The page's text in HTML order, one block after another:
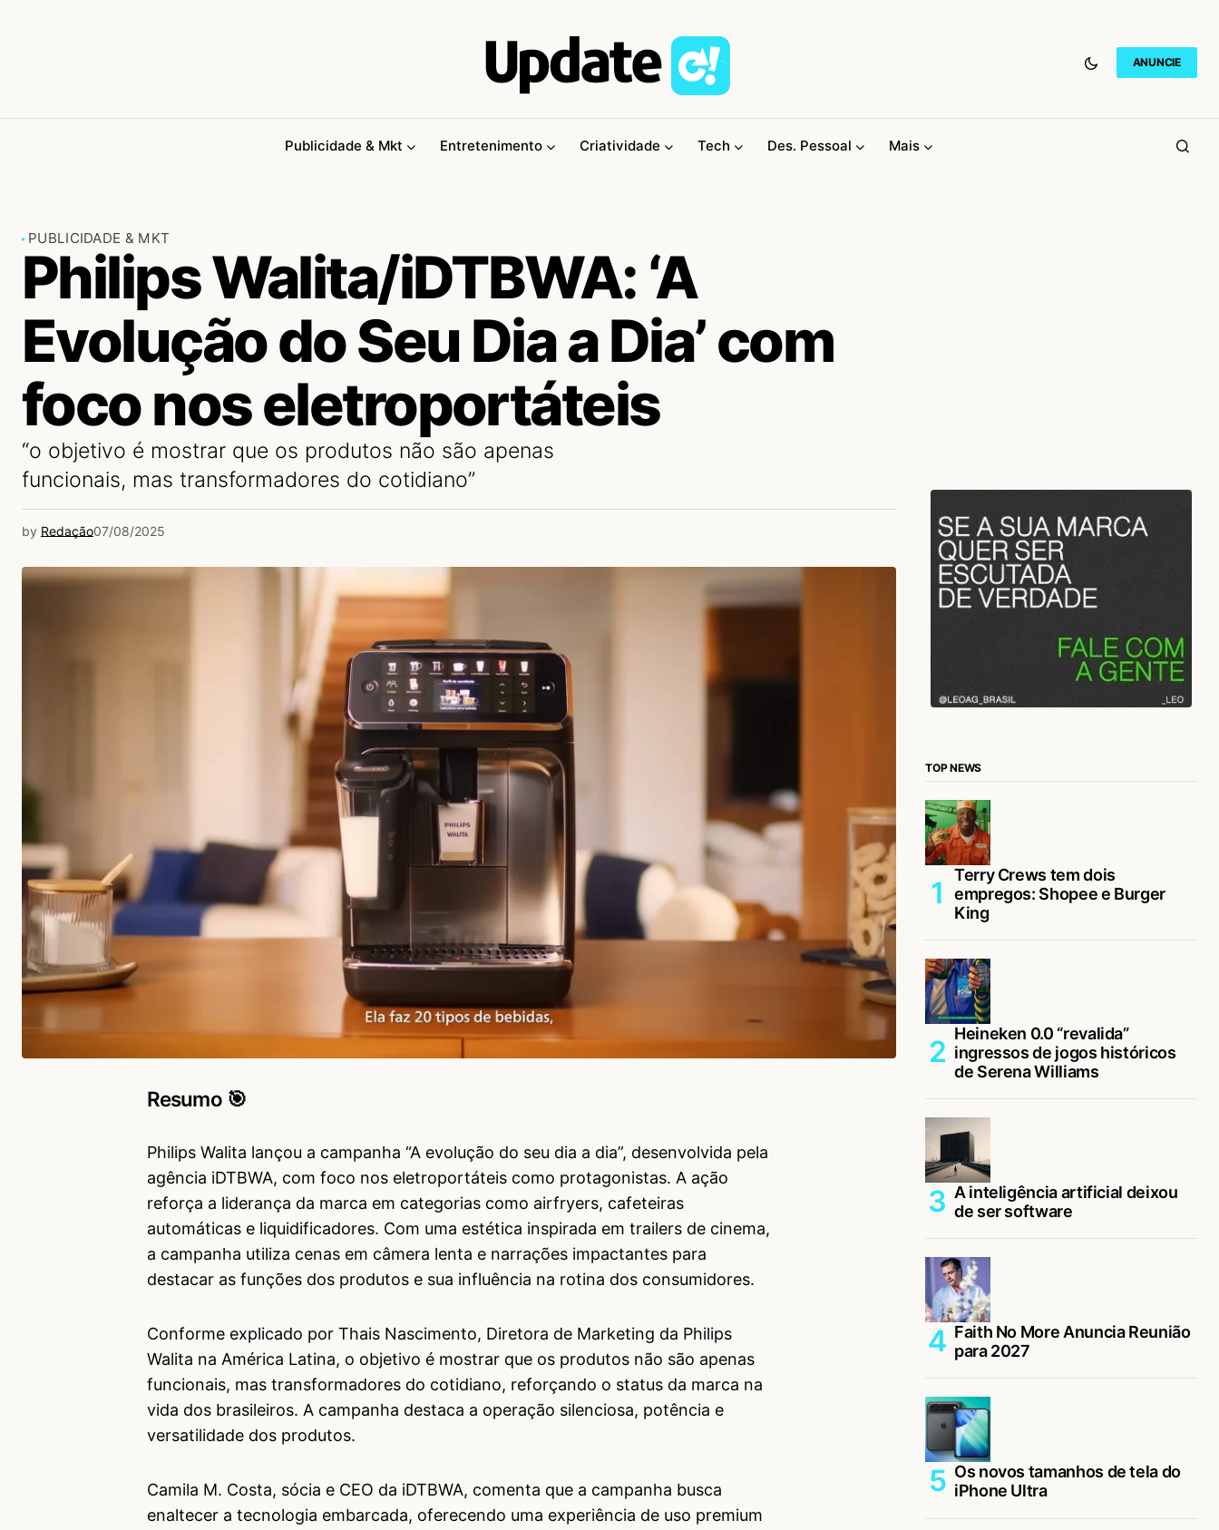
ANUNCIE
Publicidade & Mkt Entretenimento Criatividade Tech Des. Pessoal Mais
PUBLICIDADE & MKT
Philips Walita/iDTBWA: ‘A
Evolução do Seu Dia a Dia’ com
foco nos eletroportáteis
“o objetivo é mostrar que os produtos não são apenas
funcionais, mas transformadores do cotidiano”
by Redação07/08/2025
Resumo 🎯
Philips Walita lançou a campanha “A evolução do seu dia a dia”, desenvolvida pela
agência iDTBWA, com foco nos eletroportáteis como protagonistas. A ação
reforça a liderança da marca em categorias como airfryers, cafeteiras
automáticas e liquidificadores. Com uma estética inspirada em trailers de cinema,
a campanha utiliza cenas em câmera lenta e narrações impactantes para
destacar as funções dos produtos e sua influência na rotina dos consumidores.
Conforme explicado por Thais Nascimento, Diretora de Marketing da Philips
Walita na América Latina, o objetivo é mostrar que os produtos não são apenas
funcionais, mas transformadores do cotidiano, reforçando o status da marca na
vida dos brasileiros. A campanha destaca a operação silenciosa, potência e
versatilidade dos produtos.
Camila M. Costa, sócia e CEO da iDTBWA, comenta que a campanha busca
enaltecer a tecnologia embarcada, oferecendo uma experiência de uso premium
TOP NEWS
Terry Crews tem dois
empregos: Shopee e Burger
King
Heineken 0.0 “revalida”
ingressos de jogos históricos
de Serena Williams
A inteligência artificial deixou
de ser software
Faith No More Anuncia Reunião
para 2027
Os novos tamanhos de tela do
iPhone Ultra